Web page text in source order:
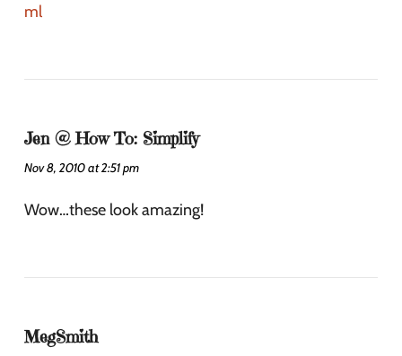
ml
Jen @ How To: Simplify
Nov 8, 2010 at 2:51 pm
Wow…these look amazing!
MegSmith